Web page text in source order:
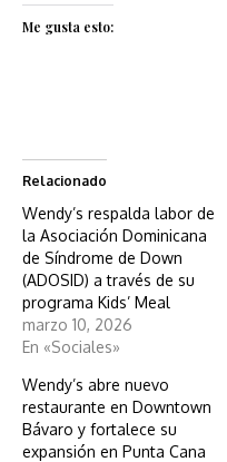
Me gusta esto:
Relacionado
Wendy’s respalda labor de
la Asociación Dominicana
de Síndrome de Down
(ADOSID) a través de su
programa Kids’ Meal
marzo 10, 2026
En «Sociales»
Wendy’s abre nuevo
restaurante en Downtown
Bávaro y fortalece su
expansión en Punta Cana